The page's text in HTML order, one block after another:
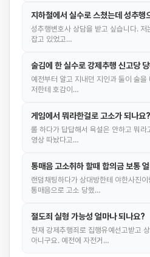
지하철에서 실수로 스쳤는데 성추행
성추행변호사 상담을 받고 싶습니다.
잡고 있었고…
술김에 한 실수로 강제추행 신고당
예전부터 알고 지내던 지인과 둘이 술
저한테 호감이…
게임에서 뭐라한걸로 고소가 되나요?
롤 하다가 답답해서 욕설은 안하고 뭐라
영상 따놨다고…
통매음 고소취하 할때 합의금 보통
랜덤채팅하다가 상대방한테 야한사진
통매음으로 고소 당했…
절도죄 실형 가능성 얼마나 되나요?
현재 강제추행죄로 집행유예선고받고
아니구요. 예전에 자전거…